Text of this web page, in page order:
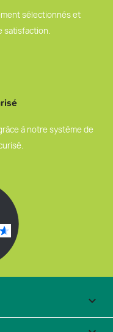
sélectionnés et
satisfaction.
à notre système de
